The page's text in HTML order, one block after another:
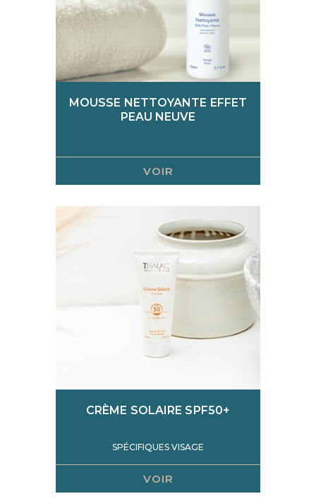
MOUSSE NETTOYANTE EFFET
PEAU NEUVE
VOIR
CRÈME SOLAIRE SPF50+
SPÉCIFIQUES VISAGE
VOIR